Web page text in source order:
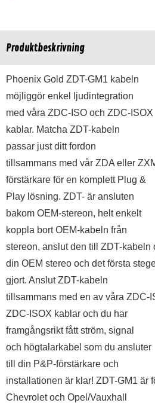
Produktbeskrivning
Phoenix Gold ZDT-GM1 kabeln
möjliggör enkel ljudintegration
med våra ZDC-ISO och ZDC-ISOX
kablar. Matcha ZDT-kabeln
passar just ditt fordon
tillsammans med vår ZDA eller
förstärkare för en komplett Plug &
Play lösning. ZDT- är ansluten
bakom OEM-stereon, helt enkelt
koppla bort OEM-kabeln från
stereon, anslut den till ZDT-kabeln
din OEM stereo och det första
gjort. Anslut ZDT-kabeln
tillsammans med en av våra ZDC-
ZDC-ISOX kablar och du har
framgångsrikt fått ström, signal
och högtalarkabel som du ansluter
till din P&P-förstärkare och
installationen är klar! ZDT-GM1 är
Chevrolet och Opel/Vauxhall